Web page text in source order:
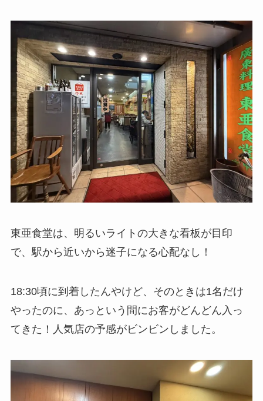
東亜食堂は、明るいライトの大きな看板が目印
で、駅から近いから迷子になる心配なし！
18:30頃に到着したんやけど、そのときは1名だけ
やったのに、あっという間にお客がどんどん入っ
てきた！人気店の予感がビンビンしました。